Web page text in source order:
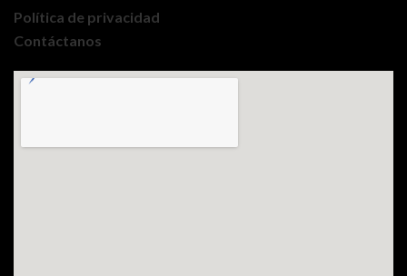
Política de privacidad
Contáctanos